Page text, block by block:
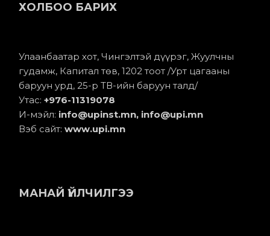
ХОЛБОО БАРИХ
Улаанбаатар хот, Чингэлтэй дүүрэг, Жуулчны
гудамж, Капитал төв, 1202 тоот /Урт цагааны
баруун урд, 25-р ТВ-ийн баруун талд/
Утас:+976-11319078
И-мэйл: info@upinst.mn, info@upi.mn
Вэб сайт:www.upi.mn
МАНАЙ ҮЙЛЧИЛГЭЭ